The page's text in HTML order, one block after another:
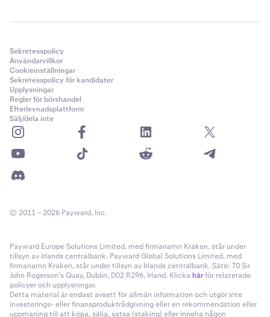
Sekretesspolicy
Användarvillkor
Cookieinställningar
Sekretesspolicy för kandidater
Upplysningar
Regler för börshandel
Efterlevnadsplattform
Sälj/dela inte
© 2011 – 2026 Payward, Inc.
Payward Europe Solutions Limited, med firmanamn Kraken, står under
tillsyn av Irlands centralbank. Payward Global Solutions Limited, med
firmanamn Kraken, står under tillsyn av Irlands centralbank. Säte: 70 Sir
John Rogerson’s Quay, Dublin, D02 R296, Irland. Klicka härför relaterade
policyer och upplysningar.
Detta material är endast avsett för allmän information och utgör inte
investerings- eller finansproduktrådgivning eller en rekommendation eller
uppmaning till att köpa, sälja, satsa (staking) eller inneha någon